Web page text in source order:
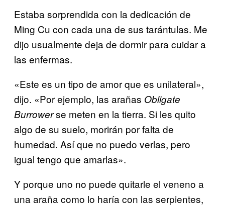
Estaba sorprendida con la dedicación de
Ming Cu con cada una de sus tarántulas. Me
dijo usualmente deja de dormir para cuidar a
las enfermas.
«Este es un tipo de amor que es unilateral»,
dijo. «Por ejemplo, las arañas Obligate
Burrowerse meten en la tierra. Si les quito
algo de su suelo, morirán por falta de
humedad. Así que no puedo verlas, pero
igual tengo que amarlas».
Y porque uno no puede quitarle el veneno a
una araña como lo haría con las serpientes,